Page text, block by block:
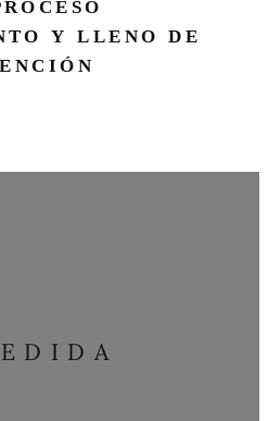
Y LLENO DE